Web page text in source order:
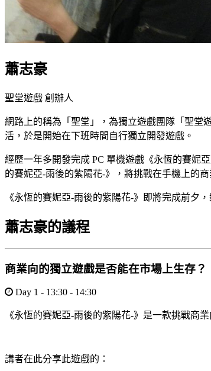
蕭志豪
聖堂遊戲 創辦人
網路上的稱為「聖堂」，為獨立遊戲團隊「聖堂
活，於是開始在下班時間自行獨立開發遊戲。
經歷一年多開發完成 PC 單機遊戲《永恆的賽妮
的賽妮亞-雨後的紫陽花-》，將挑戰在手機上的商
《永恆的賽妮亞-雨後的紫陽花-》即將完成前夕
蕭志豪的議程
商業向的獨立遊戲是否能在市場上生存？
Day 1 - 13:30 - 14:30
《永恆的賽妮亞-雨後的紫陽花-》是一款挑戰商
講者在此分享此遊戲的：